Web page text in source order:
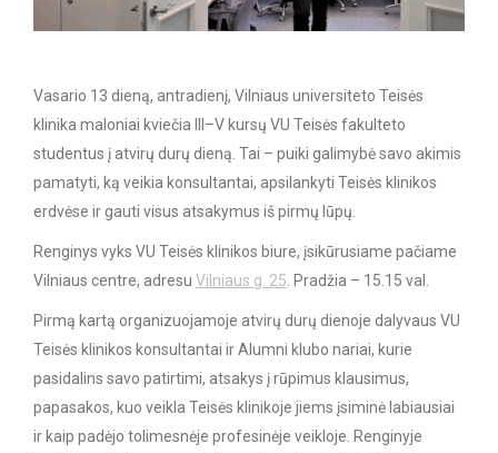
Vasario 13 dieną, antradienį, Vilniaus universiteto Teisės
klinika maloniai kviečia III–V kursų VU Teisės fakulteto
studentus į atvirų durų dieną. Tai – puiki galimybė savo akimis
pamatyti, ką veikia konsultantai, apsilankyti Teisės klinikos
erdvėse ir gauti visus atsakymus iš pirmų lūpų.
Renginys vyks VU Teisės klinikos biure, įsikūrusiame pačiame
Vilniaus centre, adresu Vilniaus g. 25 . Pradžia – 15.15 val.
Pirmą kartą organizuojamoje atvirų durų dienoje dalyvaus VU
Teisės klinikos konsultantai ir Alumni klubo nariai, kurie
pasidalins savo patirtimi, atsakys į rūpimus klausimus,
papasakos, kuo veikla Teisės klinikoje jiems įsiminė labiausiai
ir kaip padėjo tolimesnėje profesinėje veikloje. Renginyje